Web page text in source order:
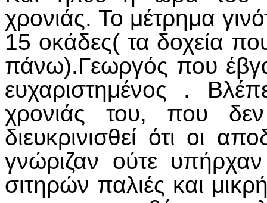
χρονιάς. Το μέτρημα
15 οκάδες( τα δοχεία
πάνω).Γεωργός που
ευχαριστημένος .
χρονιάς του, που
διευκρινισθεί ότι οι
γνώριζαν ούτε
σιτηρών παλιές και